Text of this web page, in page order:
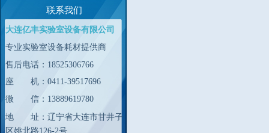
联系我们
大连亿丰实验室设备有限公司
专业实验室设备耗材提供商
售后电话：18525306766
座 机：0411-39517696
微 信：13889619780
地 址：辽宁省大连市甘井子
区姚北路126-2号